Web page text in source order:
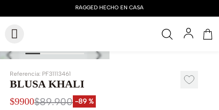
Referencia: PF31113461
BLUSA KHALI
$9900$89.900 -89 %